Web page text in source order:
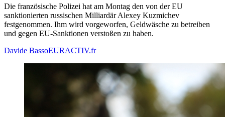
Die französische Polizei hat am Montag den von der EU
sanktionierten russischen Milliardär Alexey Kuzmichev
festgenommen. Ihm wird vorgeworfen, Geldwäsche zu betreiben
und gegen EU-Sanktionen verstoßen zu haben.
Davide BassoEURACTIV.fr